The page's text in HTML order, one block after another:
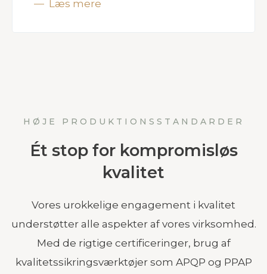
Læs mere
HØJE PRODUKTIONSSTANDARDER
Ét stop for kompromisløs
kvalitet
Vores urokkelige engagement i kvalitet
understøtter alle aspekter af vores virksomhed.
Med de rigtige certificeringer, brug af
kvalitetssikringsværktøjer som APQP og PPAP